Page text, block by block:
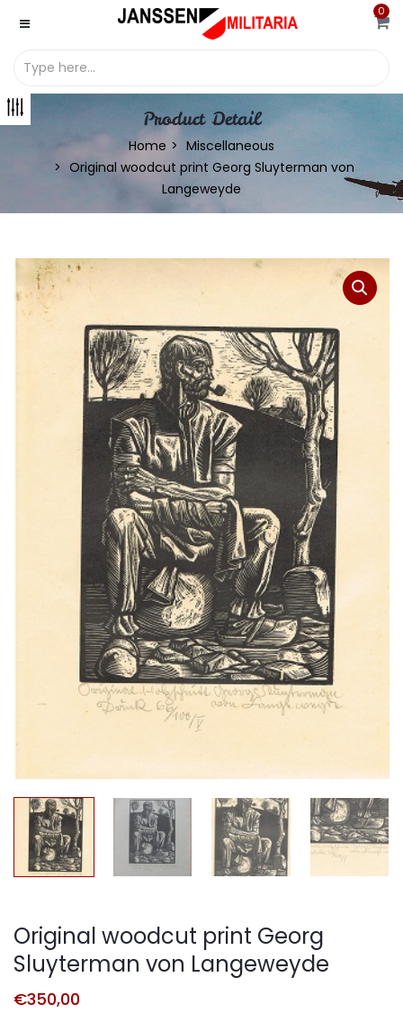
0
Product Detail
Home
Miscellaneous
Original woodcut print Georg Sluyterman von
Langeweyde
Original woodcut print Georg
Sluyterman von Langeweyde
€350,00